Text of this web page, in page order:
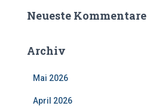
Neueste Kommentare
Archiv
Mai 2026
April 2026